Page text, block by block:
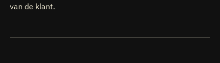
van de klant.